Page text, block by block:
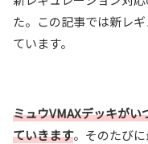
た。この記事では新レ
ています。
ミュウVMAXデッキが
ていきます。そのたび